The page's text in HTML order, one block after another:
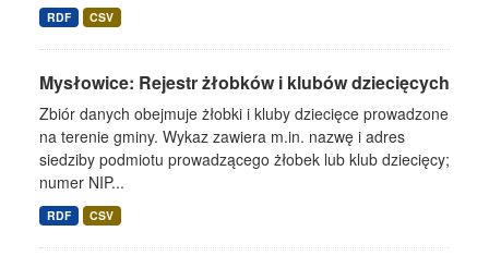
RDF CSV
Mysłowice: Rejestr żłobków i klubów dziecięcych
Zbiór danych obejmuje żłobki i kluby dziecięce prowadzone
na terenie gminy. Wykaz zawiera m.in. nazwę i adres
siedziby podmiotu prowadzącego żłobek lub klub dziecięcy;
numer NIP...
RDF CSV